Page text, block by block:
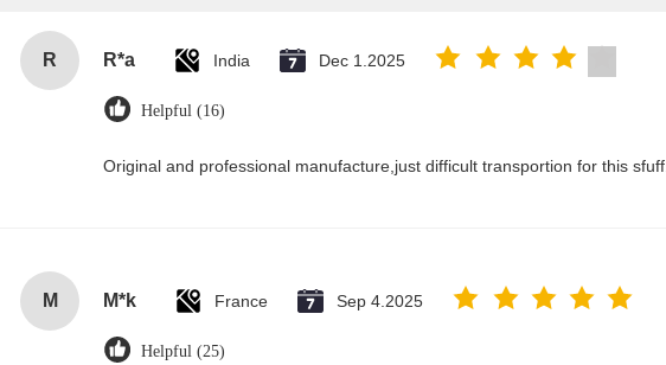
R R*a India Dec 1.2025
Helpful (16)
Original and professional manufacture,just difficult transportion for this sfuff.
M M*k France Sep 4.2025
Helpful (25)